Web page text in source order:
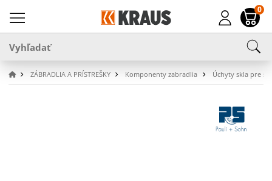
0
ZÁBRADLIA A PRÍSTREŠKY Komponenty zabradlia Úchyty skla pre